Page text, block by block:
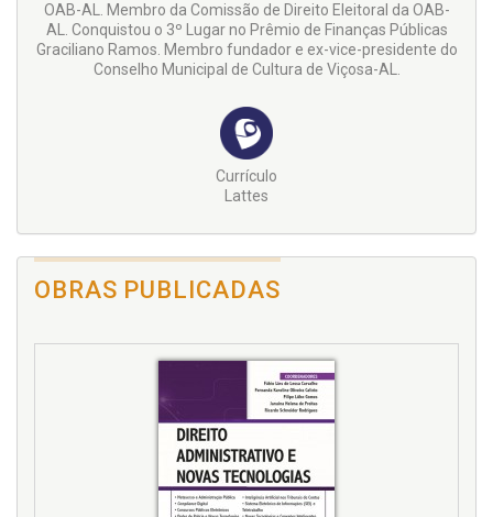
OAB-AL. Membro da Comissão de Direito Eleitoral da OAB-
AL. Conquistou o 3º Lugar no Prêmio de Finanças Públicas
Graciliano Ramos. Membro fundador e ex-vice-presidente do
Conselho Municipal de Cultura de Viçosa-AL.
Currículo
Lattes
OBRAS PUBLICADAS